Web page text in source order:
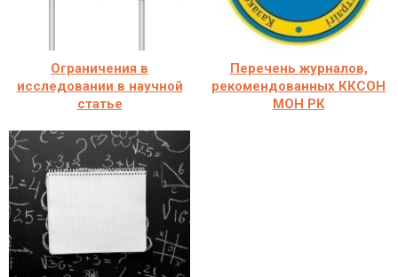
Ограничения в
исследовании в научной
статье
Перечень журналов,
рекомендованных ККСОН
МОН РК